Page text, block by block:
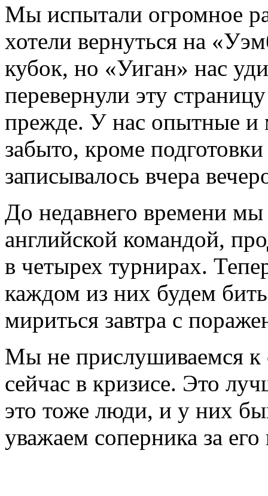
Мы испытали огромное
хотели вернуться на
кубок, но «Уиган» нас
перевернули эту
прежде. У нас опытные и
забыто, кроме
записывалось вчера
До недавнего времени мы
английской командой,
в четырех турнирах.
каждом из них будем
мириться завтра с
Мы не прислушиваемся к
сейчас в кризисе. Это
это тоже люди, и у них
уважаем соперника за